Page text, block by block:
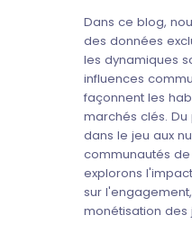
Dans ce blog,
des données
les dynamiques
influences
façonnent les
marchés clés.
dans le jeu aux
communautés
explorons
sur
monétisation des